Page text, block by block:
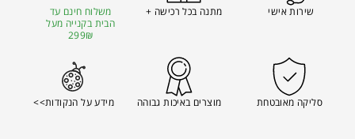
שירות אישי מתנה בכל רכישה +
משלוח חינם עד
הבית בקנייה מעל
299₪
סליקה מאובטחת מוצרים באיכות גבוהה מידע על הנקודות>>